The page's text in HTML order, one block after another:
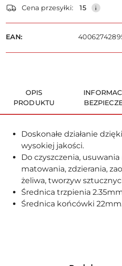
Wyślij
i
dostawa
Cena przesyłki: 15
EAN:
OPIS
PRODUKTU
Doskonałe działanie
wysokiej jakości.
Do czyszczenia,
matowania, zdzierania,
żeliwa, tworzyw
Średnica trzpienia
Średnica końcówki